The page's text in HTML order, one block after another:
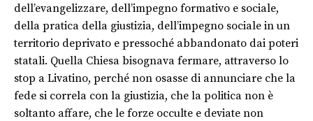
dell’evangelizzare, dell’impegno formativo e sociale,
della pratica della giustizia, dell’impegno sociale in un
territorio deprivato e pressoché abbandonato dai poteri
statali. Quella Chiesa bisognava fermare, attraverso lo
stop a Livatino, perché non osasse di annunciare che la
fede si correla con la giustizia, che la politica non è
soltanto affare, che le forze occulte e deviate non